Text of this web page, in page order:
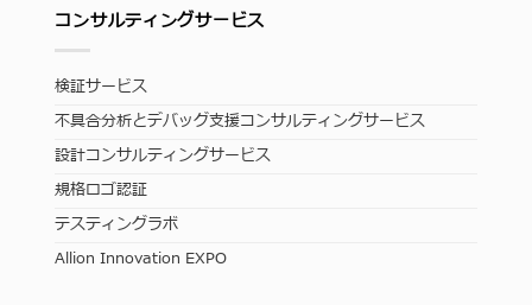
コンサルティングサービス
検証サービス
不具合分析とデバッグ支援コンサルティングサービス
設計コンサルティングサービス
規格ロゴ認証
テスティングラボ
Allion Innovation EXPO